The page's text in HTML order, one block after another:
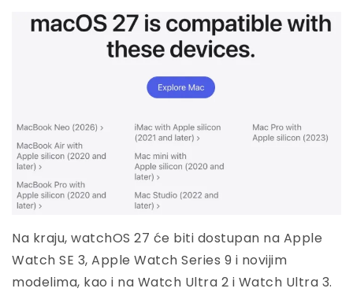
Na kraju, watchOS 27 će biti dostupan na Apple
Watch SE 3, Apple Watch Series 9 i novijim
modelima, kao i na Watch Ultra 2 i Watch Ultra 3.